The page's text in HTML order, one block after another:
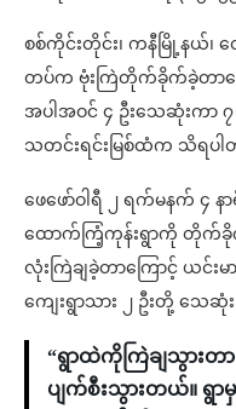
စစ်ကိုင်းတိုင်း၊ ကနီမြို့နယ်၊
တပ်က ဗုံးကြဲတိုက်ခိုက်ခဲ့တာက
အပါအဝင် ၄ ဦးသေဆုံးက
သတင်းရင်းမြစ်ထံက သိရပ
ဖေဖော်ဝါရီ ၂ ရက်မနက် ၄ န
ထောက်ကြံ့ကုန်းရွာကို တိုက်ခိုက်
လုံးကြဲချခဲ့တာကြောင့် ယင်းမ
ကျေးရွာသား ၂ ဦးတို့ သေ
“ရွာထဲကိုကြဲချသွား
ပျက်စီးသွားတယ်။ ရွာ